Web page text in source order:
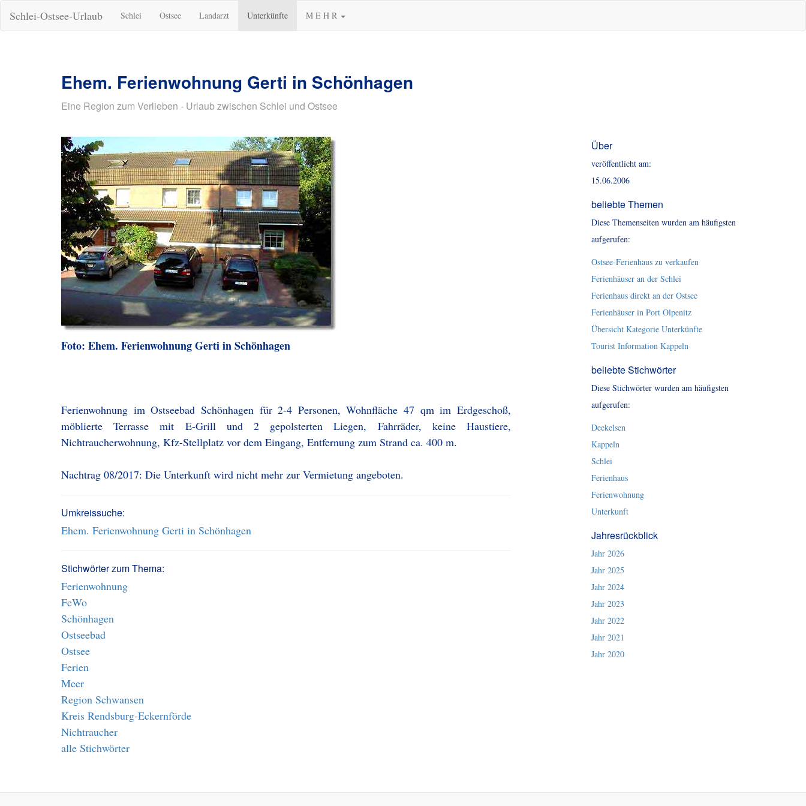
Schlei-Ostsee-Urlaub Schlei Ostsee Landarzt Unterkünfte M E H R
Ehem. Ferienwohnung Gerti in Schönhagen
Eine Region zum Verlieben - Urlaub zwischen Schlei und Ostsee
Foto: Ehem. Ferienwohnung Gerti in Schönhagen
Ferienwohnung im Ostseebad Schönhagen für 2-4 Personen, Wohnfläche 47 qm im Erdgeschoß,
möblierte Terrasse mit E-Grill und 2 gepolsterten Liegen, Fahrräder, keine Haustiere,
Nichtraucherwohnung, Kfz-Stellplatz vor dem Eingang, Entfernung zum Strand ca. 400 m.
Nachtrag 08/2017: Die Unterkunft wird nicht mehr zur Vermietung angeboten.
Umkreissuche:
Ehem. Ferienwohnung Gerti in Schönhagen
Stichwörter zum Thema:
Ferienwohnung
FeWo
Schönhagen
Ostseebad
Ostsee
Ferien
Meer
Region Schwansen
Kreis Rendsburg-Eckernförde
Nichtraucher
alle Stichwörter
Über
veröffentlicht am:
15.06.2006
beliebte Themen
Diese Themenseiten wurden am häufigsten
aufgerufen:
Ostsee-Ferienhaus zu verkaufen
Ferienhäuser an der Schlei
Ferienhaus direkt an der Ostsee
Ferienhäuser in Port Olpenitz
Übersicht Kategorie Unterkünfte
Tourist Information Kappeln
beliebte Stichwörter
Diese Stichwörter wurden am häufigsten
aufgerufen:
Deekelsen
Kappeln
Schlei
Ferienhaus
Ferienwohnung
Unterkunft
Jahresrückblick
Jahr 2026
Jahr 2025
Jahr 2024
Jahr 2023
Jahr 2022
Jahr 2021
Jahr 2020